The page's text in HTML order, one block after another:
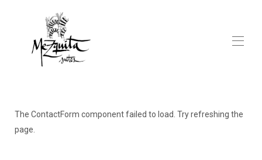
Kontaktieren Sie uns
The ContactForm component failed to load. Try refreshing the
page.